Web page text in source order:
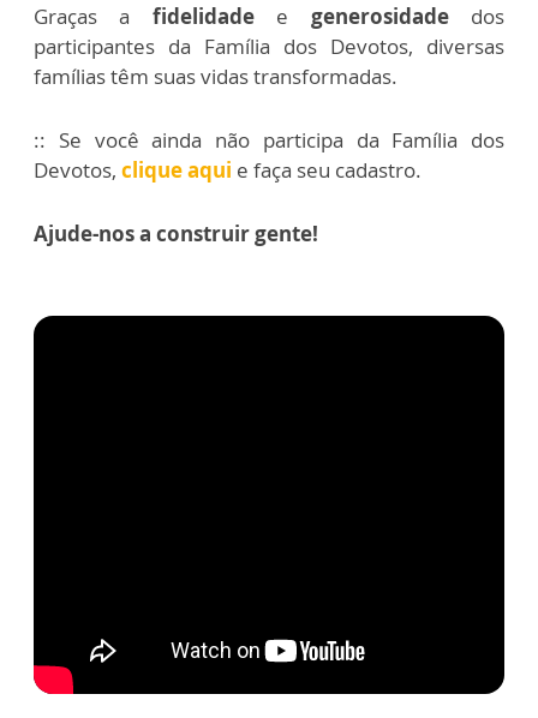
Graças a fidelidadee generosidadedos
participantes da Família dos Devotos, diversas
famílias têm suas vidas transformadas.
:: Se você ainda não participa da Família dos
Devotos, clique aqui e faça seu cadastro.
Ajude-nos a construir gente!